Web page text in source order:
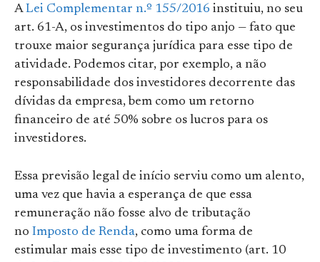
ALei Complementar n.º 155/2016 instituiu, no seu
art. 61-A, os investimentos do tipo anjo — fato que
trouxe maior segurança jurídica para esse tipo de
atividade. Podemos citar, por exemplo, a não
responsabilidade dos investidores decorrente das
dívidas da empresa, bem como um retorno
financeiro de até 50% sobre os lucros para os
investidores.
Essa previsão legal de início serviu como um alento,
uma vez que havia a esperança de que essa
remuneração não fosse alvo de tributação
no Imposto de Renda, como uma forma de
estimular mais esse tipo de investimento (art. 10